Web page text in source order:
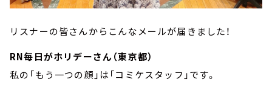
リスナーの皆さんからこんなメールが届きました！
RN毎日がホリデーさん（東京都）
私の「もう一つの顔」は「コミケスタッフ」です。